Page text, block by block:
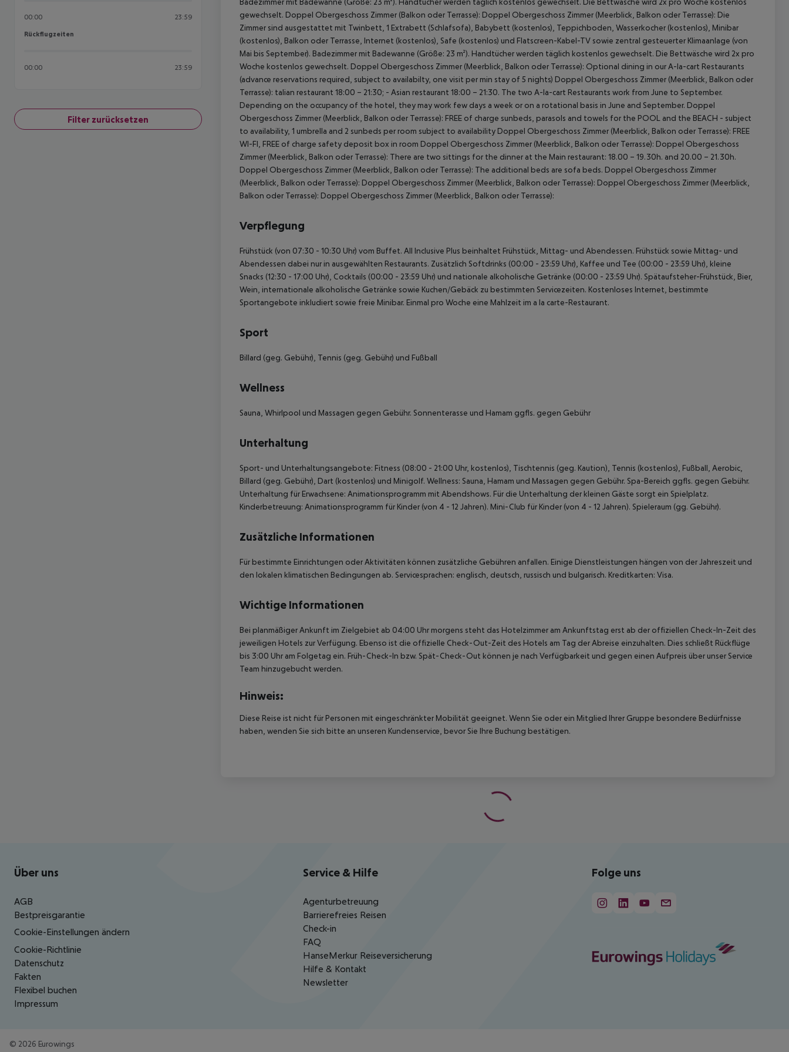
00:00 23:59
Rückflugzeiten
Rückflugzeiten
00:00 23:59
Filter zurücksetzen
gewechselt. Doppel Obergeschoss Zimmer (Balkon oder Terrasse): Doppel Obergeschoss Zimmer (Meerblick, Balkon oder Terrasse): Die
Zimmer sind ausgestattet mit Twinbett, 1 Extrabett (Schlafsofa), Babybett (kostenlos), Teppichboden, Wasserkocher (kostenlos), Minibar
(kostenlos), Balkon oder Terrasse, Internet (kostenlos), Safe (kostenlos) und Flatscreen-Kabel-TV sowie zentral gesteuerter Klimaanlage (von
Mai bis September). Badezimmer mit Badewanne (Größe: 23 m²). Handtücher werden täglich kostenlos gewechselt. Die Bettwäsche wird 2x pro
Woche kostenlos gewechselt. Doppel Obergeschoss Zimmer (Meerblick, Balkon oder Terrasse): Optional dining in our A-la-cart Restaurants
(advance reservations required, subject to availabilty, one visit per min stay of 5 nights) Doppel Obergeschoss Zimmer (Meerblick, Balkon oder
Terrasse): talian restaurant 18:00 – 21:30; - Asian restaurant 18:00 – 21:30. The two A-la-cart Restaurants work from June to September.
Depending on the occupancy of the hotel, they may work few days a week or on a rotational basis in June and September. Doppel
Obergeschoss Zimmer (Meerblick, Balkon oder Terrasse): FREE of charge sunbeds, parasols and towels for the POOL and the BEACH - subject
to availability, 1 umbrella and 2 sunbeds per room subject to availability Doppel Obergeschoss Zimmer (Meerblick, Balkon oder Terrasse): FREE
WI-FI, FREE of charge safety deposit box in room Doppel Obergeschoss Zimmer (Meerblick, Balkon oder Terrasse): Doppel Obergeschoss
Zimmer (Meerblick, Balkon oder Terrasse): There are two sittings for the dinner at the Main restaurant: 18.00 – 19.30h. and 20.00 – 21.30h.
Doppel Obergeschoss Zimmer (Meerblick, Balkon oder Terrasse): The additional beds are sofa beds. Doppel Obergeschoss Zimmer
(Meerblick, Balkon oder Terrasse): Doppel Obergeschoss Zimmer (Meerblick, Balkon oder Terrasse): Doppel Obergeschoss Zimmer (Meerblick,
Balkon oder Terrasse): Doppel Obergeschoss Zimmer (Meerblick, Balkon oder Terrasse):
Verpflegung
Frühstück (von 07:30 - 10:30 Uhr) vom Buffet. All Inclusive Plus beinhaltet Frühstück, Mittag- und Abendessen. Frühstück sowie Mittag- und
Abendessen dabei nur in ausgewählten Restaurants. Zusätzlich Softdrinks (00:00 - 23:59 Uhr), Kaffee und Tee (00:00 - 23:59 Uhr), kleine
Snacks (12:30 - 17:00 Uhr), Cocktails (00:00 - 23:59 Uhr) und nationale alkoholische Getränke (00:00 - 23:59 Uhr). Spätaufsteher-Frühstück, Bier,
Wein, internationale alkoholische Getränke sowie Kuchen/Gebäck zu bestimmten Servicezeiten. Kostenloses Internet, bestimmte
Sportangebote inkludiert sowie freie Minibar. Einmal pro Woche eine Mahlzeit im a la carte-Restaurant.
Sport
Billard (geg. Gebühr), Tennis (geg. Gebühr) und Fußball
Wellness
Sauna, Whirlpool und Massagen gegen Gebühr. Sonnenterasse und Hamam ggfls. gegen Gebühr
Unterhaltung
Sport- und Unterhaltungsangebote: Fitness (08:00 - 21:00 Uhr, kostenlos), Tischtennis (geg. Kaution), Tennis (kostenlos), Fußball, Aerobic,
Billard (geg. Gebühr), Dart (kostenlos) und Minigolf. Wellness: Sauna, Hamam und Massagen gegen Gebühr. Spa-Bereich ggfls. gegen Gebühr.
Unterhaltung für Erwachsene: Animationsprogramm mit Abendshows. Für die Unterhaltung der kleinen Gäste sorgt ein Spielplatz.
Kinderbetreuung: Animationsprogramm für Kinder (von 4 - 12 Jahren). Mini-Club für Kinder (von 4 - 12 Jahren). Spieleraum (gg. Gebühr).
Zusätzliche Informationen
Für bestimmte Einrichtungen oder Aktivitäten können zusätzliche Gebühren anfallen. Einige Dienstleistungen hängen von der Jahreszeit und
den lokalen klimatischen Bedingungen ab. Servicesprachen: englisch, deutsch, russisch und bulgarisch. Kreditkarten: Visa.
Wichtige Informationen
Bei planmäßiger Ankunft im Zielgebiet ab 04:00 Uhr morgens steht das Hotelzimmer am Ankunftstag erst ab der offiziellen Check-In-Zeit des
jeweiligen Hotels zur Verfügung. Ebenso ist die offizielle Check-Out-Zeit des Hotels am Tag der Abreise einzuhalten. Dies schließt Rückflüge
bis 3:00 Uhr am Folgetag ein. Früh-Check-In bzw. Spät-Check-Out können je nach Verfügbarkeit und gegen einen Aufpreis über unser Service
Team hinzugebucht werden.
Hinweis:
Diese Reise ist nicht für Personen mit eingeschränkter Mobilität geeignet. Wenn Sie oder ein Mitglied Ihrer Gruppe besondere Bedürfnisse
haben, wenden Sie sich bitte an unseren Kundenservice, bevor Sie Ihre Buchung bestätigen.
Footer navigation
Über uns
AGB
Bestpreisgarantie
Cookie-Einstellungen ändern
Cookie-Richtlinie
Datenschutz
Fakten
Flexibel buchen
Impressum
Service & Hilfe
Agenturbetreuung
Barrierefreies Reisen
Check-in
FAQ
HanseMerkur Reiseversicherung
Hilfe & Kontakt
Newsletter
Folge uns
© 2026 Eurowings